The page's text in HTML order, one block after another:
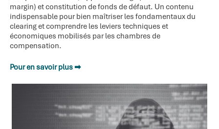
margin) et constitution de fonds de défaut. Un contenu
indispensable pour bien maîtriser les fondamentaux du
clearing et comprendre les leviers techniques et
économiques mobilisés par les chambres de
compensation.
Pour en savoir plus ➡